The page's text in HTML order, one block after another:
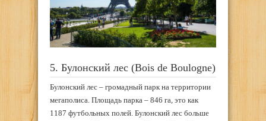
5. Булонский лес (Bois de Boulogne)
Булонский лес – громадный парк на территории
мегаполиса. Площадь парка – 846 га, это как
1187 футбольных полей. Булонский лес больше